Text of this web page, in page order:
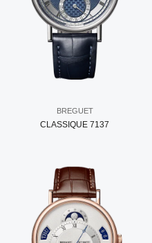
BREGUET
CLASSIQUE 7137